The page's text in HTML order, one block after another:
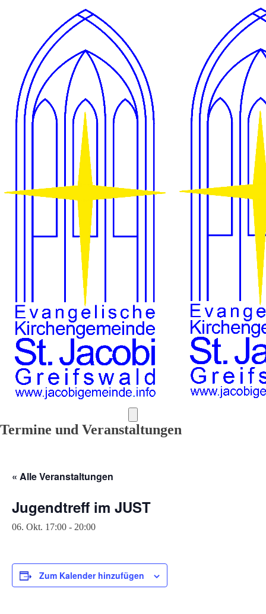
Termine und Veranstaltungen
« Alle Veranstaltungen
Jugendtreff im JUST
06. Okt. 17:00 - 20:00
Zum Kalender hinzufügen